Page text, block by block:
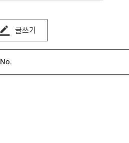
글쓰기
No.